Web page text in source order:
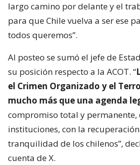
largo camino por delante y el
para que Chile vuelva a ser ese
todos queremos”.
Al posteo se sumó el jefe de
su posición respecto a la ACOT. “
el Crimen Organizado y el
mucho más que una agenda
compromiso total y permanente,
instituciones, con la
tranquilidad de los chilenos”,
cuenta de X.